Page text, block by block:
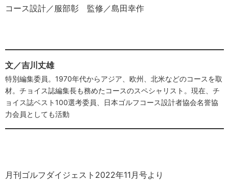
コース設計／服部彰 監修／島田幸作
文／吉川丈雄
特別編集委員。1970年代からアジア、欧州、北米などのコースを取
材。チョイス誌編集長も務めたコースのスペシャリスト。現在、チ
ョイス誌ベスト100選考委員、日本ゴルフコース設計者協会名誉協
力会員としても活動
月刊ゴルフダイジェスト2022年11月号より